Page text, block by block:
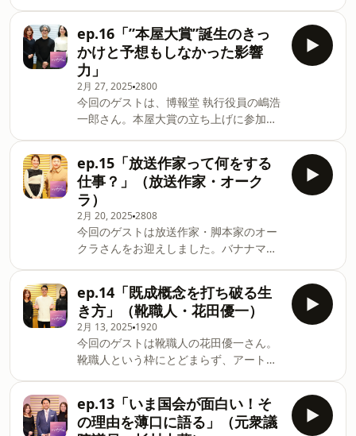
忘れられない思い出●映画監督と経営者
の共通点●これだけは誰にも負けないこ
と●敵わないと思った映画●深川監督の
将来の夢は？ 深川監督の最新作について
詳しくはhttps://motion-
gallery.net/projects/amamusu 番組の
感想は以下メール：tj@1242.comSee
omnystudio.com/listener for privacy
information.
ミリーマートでの出来事を伺いました。
●ユニクロは4年で辞めようと思ってい
た●独立後、支援を求めて試行錯誤●ク
リスピー・クリーム・ドーナツの仕掛け
人●ユニクロのフリースヒットの秘密●
ファミマの店舗に立って気がついたこと
●澤田さんとドネーション●一番ハード
シングスだった思い出は？●コンビニで
絶対買うものは？●松任谷由実さんとの
交流...などについて話しています。番組
の感想は以下メール：tj@1242.comSee
omnystudio.com/listener for privacy
information.
ep.16「”本屋大賞”誕生のきっ
かけと予想もしなかった影響
力」
2月 27, 2025 2800
今回のゲストは、博報堂 執行役員の嶋浩
一郎さん。本屋大賞の立ち上げに参加
よい企画とはなにか、企画を生み出す思
考法を伺いました。●本屋大賞が生まれ
たきっかけ●嶋さんが書店をはじめた理
由●良い企画は発見が大切●いい本屋と
は？●嶋さんが一番好きな本は？●ディ
ナーショーに行ってみたら
&hellip;●Appleの絵文字で起きたこと番
組の感想はこちらまでメール：
tj@1242.comSee
omnystudio.com/listener for privacy
information.
ep.15「放送作家って何をする
仕事？」（放送作家・オーク
ラ）
2月 20, 2025 2808
今回のゲストは放送作家・脚本家のオー
クラさんをお迎えしました。バナナマン
方、テレビドラマの脚本家としても活躍
されているオークラさんに放送の世界に
足を踏み入れたきっかけや、人気番組の
裏側、そしてこれからの展望について伺
いました。 ●放送作家は日本にしかいな
い職業●インプットどうしてる？●若い
頃刺激を受けた東京のカルチャー●バナ
ナマンとのエピソード●面白く伝えるこ
とのコツ●バラエティ番組の企画の生み
出し方●嬉しかった仕事は？●SNSとの
ep.14「既成概念を打ち破る生
き方」（靴職人・花田優一）
2月 13, 2025 1920
今回のゲストは靴職人の花田優一さん。
靴職人という枠にとどまらず、アートや
れている花田さんと、自身のルーツや、
靴職人としての活動について、深く掘り
下げてお話を伺いました。●15歳でなぜ
ep.13「いま国会が面白い！そ
の理由を薄口に語る」（元衆議